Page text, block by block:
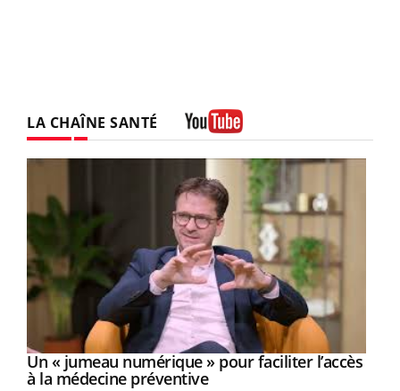
LA CHAÎNE SANTÉ
Youtube
Un « jumeau numérique » pour faciliter l’accès
à la médecine préventiveYoutube